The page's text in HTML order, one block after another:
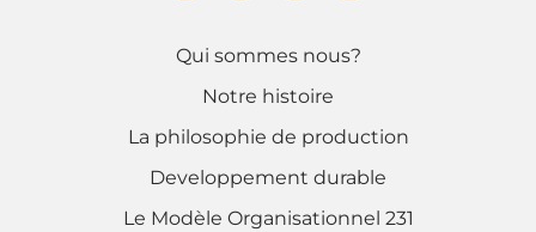
Qui sommes nous?
Notre histoire
La philosophie de production
Developpement durable
Le Modèle Organisationnel 231